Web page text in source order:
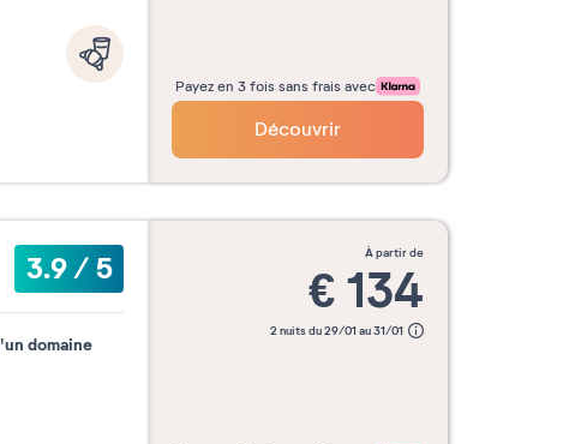
Payez en 3 fois sans frais avec
Découvrir
3.9/5
domaine
à partir de
€134
2 nuits du 29/01 au 31/01